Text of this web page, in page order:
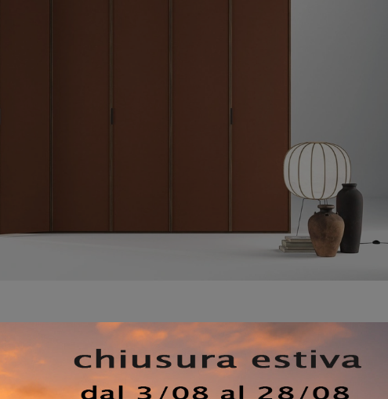
di Tagliabue Mobili: compila il form per ricevere info di ogni
che hai sempre desiderato. Per arredare perfettamente una
esclusive soluzioni delle migliori marche, letti, armadi e comò